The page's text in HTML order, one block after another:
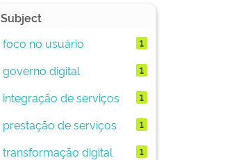
Subject
foco no usuário
1
governo digital 1
integração de serviços 1
prestação de serviços 1
transformação digital 1